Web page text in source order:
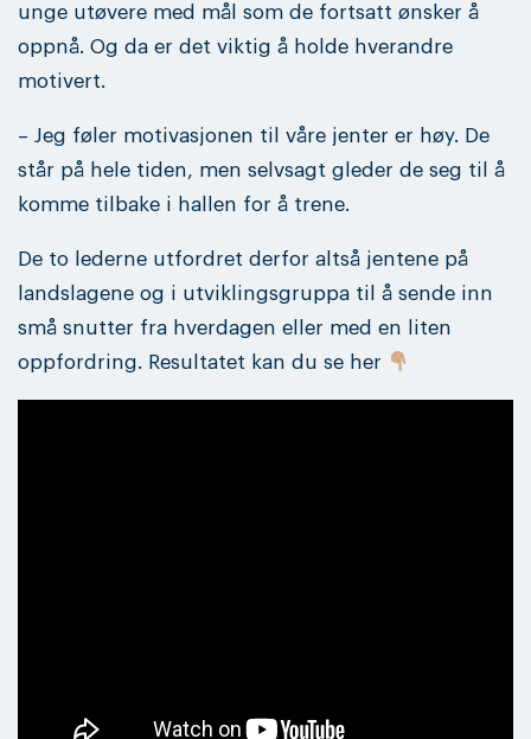
unge utøvere med mål som de fortsatt ønsker å
oppnå. Og da er det viktig å holde hverandre
motivert.
– Jeg føler motivasjonen til våre jenter er høy. De
står på hele tiden, men selvsagt gleder de seg til å
komme tilbake i hallen for å trene.
De to lederne utfordret derfor altså jentene på
landslagene og i utviklingsgruppa til å sende inn
små snutter fra hverdagen eller med en liten
oppfordring. Resultatet kan du se her